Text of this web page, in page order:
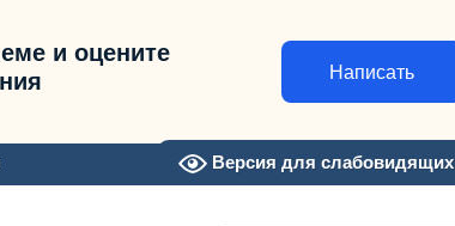
и оцените
Написать
Версия для слабовидящих